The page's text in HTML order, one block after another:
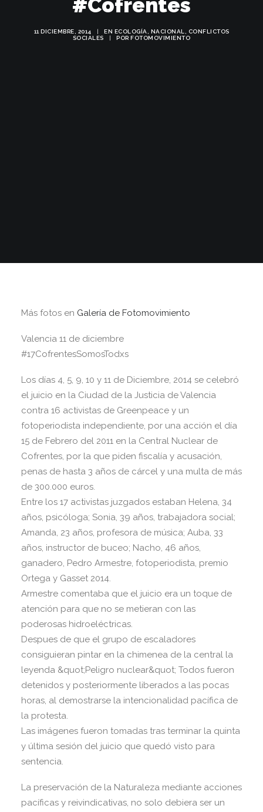
#Cofrentes
11 DICIEMBRE, 2014 | EN ECOLOGÍA NACIONAL
CONFLICTOS
SOCIALES
| PORFOTOMOVIMIENTO
Más fotos en Galería de Fotomovimiento
Valencia 11 de diciembre
#17CofrentesSomosTodxs
Los días 4, 5, 9, 10 y 11 de Diciembre, 2014 se celebró
el juicio en la Ciudad de la Justicia de Valencia
contra 16 activistas de Greenpeace y un
fotoperiodista independiente, por una acción el día
15 de Febrero del 2011 en la Central Nuclear de
Cofrentes, por la que piden fiscalía y acusación,
penas de hasta 3 años de cárcel y una multa de más
de 300.000 euros.
Entre los 17 activistas juzgados estaban Helena, 34
años, psicóloga; Sonia, 39 años, trabajadora social;
Amanda, 23 años, profesora de música; Auba, 33
años, instructor de buceo; Nacho, 46 años,
ganadero, Pedro Armestre, fotoperiodista, premio
Ortega y Gasset 2014.
Armestre comentaba que el juicio era un toque de
atención para que no se metieran con las
poderosas hidroeléctricas.
Despues de que el grupo de escaladores
consiguieran pintar en la chimenea de la central la
leyenda &quot;Peligro nuclear&quot; Todos fueron
detenidos y posteriormente liberados a las pocas
horas, al demostrarse la intencionalidad pacífica de
la protesta.
Las imágenes fueron tomadas tras terminar la quinta
y última sesión del juicio que quedó visto para
sentencia.
La preservación de la Naturaleza mediante acciones
pacíficas y reivindicativas, no solo debiera ser un